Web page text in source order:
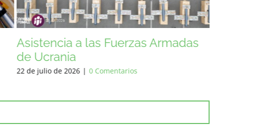
Asistencia a las Fuerzas Armadas
de Ucrania
13 de junio de 2026 | 0 Comentarios